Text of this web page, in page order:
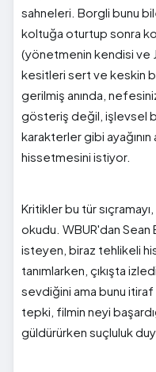
sahneleri. Borgli bunu
koltuğa oturtup sonra
(yönetmenin kendisi ve
kesitleri sert ve keskin
gerilmiş anında,
gösteriş değil, işlevsel
karakterler gibi ayağının
hissetmesini istiyor.
Kritikler bu tür
okudu. WBUR'dan Sean
isteyen, biraz tehlikeli
tanımlarken, çıkışta
sevdiğini ama bunu
tepki, filmin neyi
güldürürken suçluluk